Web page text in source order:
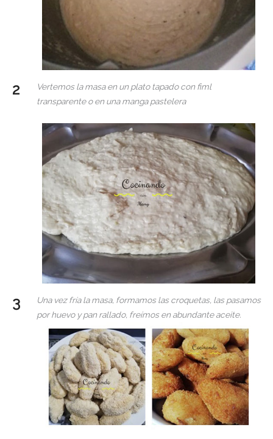
Vertemos la masa en un plato tapado con fiml
transparente o en una manga pastelera
Una vez fría la masa, formamos las croquetas, las pasamos
por huevo y pan rallado, freímos en abundante aceite.